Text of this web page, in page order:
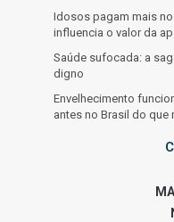
Idosos pagam mais
influencia o valor da
Saúde sufocada: a
digno
Envelhecimento
antes no Brasil do que